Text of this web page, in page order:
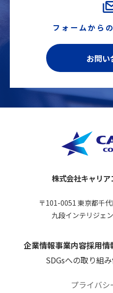
フォームから
お問い
株式会社キャリ
〒101-0051 東京都千
九段インテリジェ
企業情報事業内容採用情
SDGsへの取り組み
プライバシ